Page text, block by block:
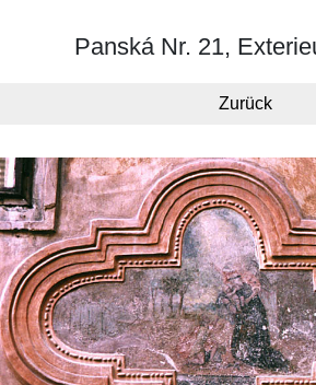
Panská Nr. 21,
Zurück